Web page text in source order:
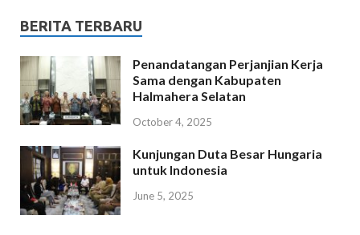
BERITA TERBARU
Penandatangan Perjanjian Kerja
Sama dengan Kabupaten
Halmahera Selatan
October 4, 2025
Kunjungan Duta Besar Hungaria
untuk Indonesia
June 5, 2025